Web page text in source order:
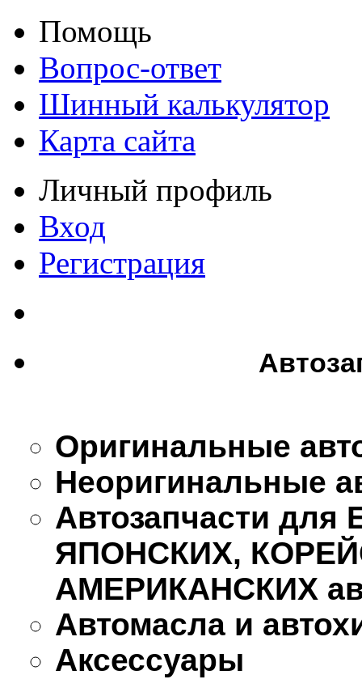
Помощь
Вопрос-ответ
Шинный калькулятор
Карта сайта
Личный профиль
Вход
Регистрация
Оригинальные
Неоригинальные
Автозапчасти
ЯПОНСКИХ,
АМЕРИКАНСКИХ
Автомасла и
Аксессуары